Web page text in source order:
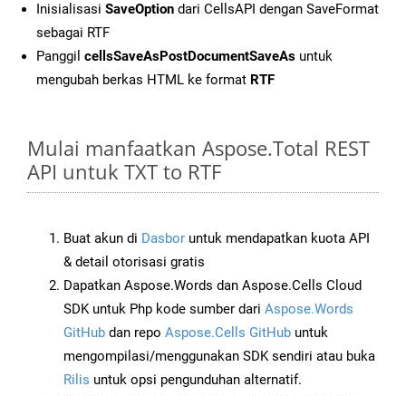
Inisialisasi SaveOption dari CellsAPI dengan SaveFormat
sebagai RTF
Panggil cellsSaveAsPostDocumentSaveAs untuk
mengubah berkas HTML ke format RTF
Mulai manfaatkan Aspose.Total REST
API untuk TXT to RTF
Buat akun di Dasbor untuk mendapatkan kuota API
& detail otorisasi gratis
Dapatkan Aspose.Words dan Aspose.Cells Cloud
SDK untuk Php kode sumber dari Aspose.Words
GitHub dan repo Aspose.Cells GitHub untuk
mengompilasi/menggunakan SDK sendiri atau buka
Rilis untuk opsi pengunduhan alternatif.